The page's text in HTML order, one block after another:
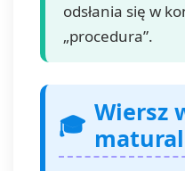
odsłania się w
„procedura”.
Wiersz